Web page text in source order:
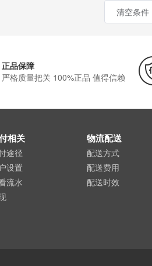
清空条件
正品保障
严格质量把关 100%正品 值得信赖
相关
途径
设置
流水
物流配送
配送方式
配送费用
配送时效